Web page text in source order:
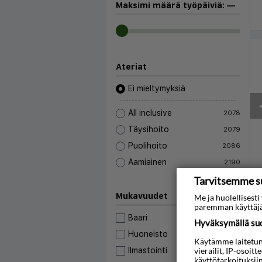
Maksimi määrä työpäiviä: —
Ateriat
Ei mieltymyksiä
All inclusive 2078
Täysihoito 2079
Puolihoito 2086
Aamiainen 2190
Mukavuudet
Baari 17092
Huoneisto
Ilmastointi 11314
Tarvitsemme
Me ja huolellisesti
paremman
Hyväksymällä
Käytämme
vierailit, IP-